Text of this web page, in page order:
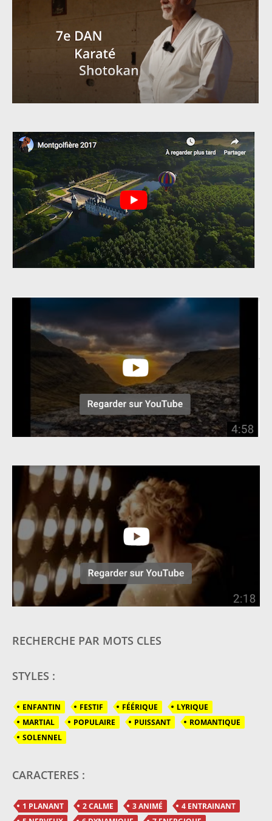
RECHERCHE PAR MOTS CLES
STYLES :
ENFANTIN FESTIF FÉÉRIQUE
LYRIQUE
MARTIAL
POPULAIRE PUISSANT
ROMANTIQUE
SOLENNEL
CARACTERES :
1 PLANANT 2 CALME 3 ANIMÉ
4 ENTRAINANT